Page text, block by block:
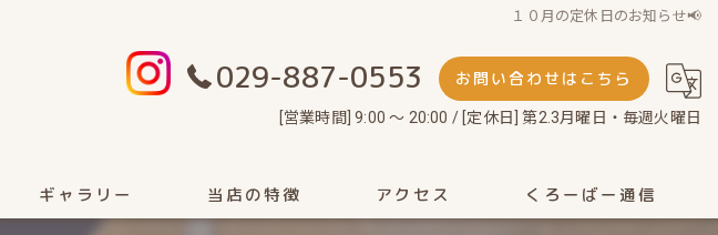
１０月の定休日のお知らせ📢
029-887-0553 お問い合わせはこちら
[営業時間] 9:00 ～ 20:00 / [定休日] 第2.3月曜日・毎週火曜日
ギャラリー 当店の特徴 アクセス くろーばー通信